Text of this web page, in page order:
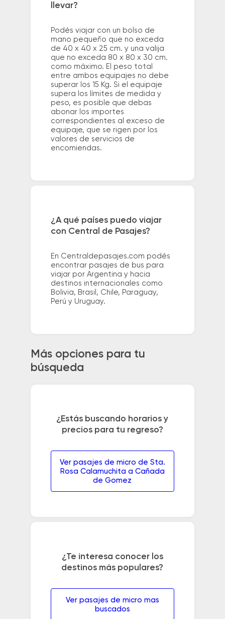
llevar?
Podés viajar con un bolso de
mano pequeño que no exceda
de 40 x 40 x 25 cm. y una valija
que no exceda 80 x 80 x 30 cm.
como máximo. El peso total
entre ambos equipajes no debe
superar los 15 Kg. Si el equipaje
supera los límites de medida y
peso, es posible que debas
abonar los importes
correspondientes al exceso de
equipaje, que se rigen por los
valores de servicios de
encomiendas.
¿A qué países puedo viajar
con Central de Pasajes?
En Centraldepasajes.com podés
encontrar pasajes de bus para
viajar por Argentina y hacia
destinos internacionales como
Bolivia, Brasil, Chile, Paraguay,
Perú y Uruguay.
Más opciones para tu
búsqueda
¿Estás buscando horarios y
precios para tu regreso?
Ver pasajes de micro de Sta.
Rosa Calamuchita a Cañada
de Gomez
¿Te interesa conocer los
destinos más populares?
Ver pasajes de micro mas
buscados